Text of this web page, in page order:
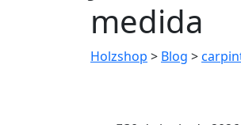
medida
Holzshop > Blog >